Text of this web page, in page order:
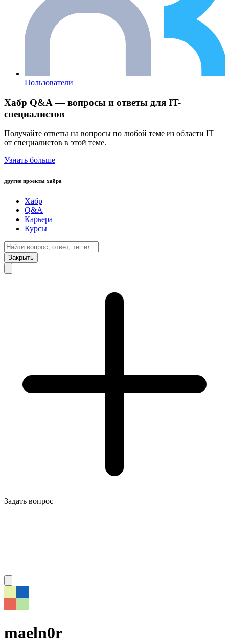
Пользователи
Хабр Q&A — вопросы и ответы для IT-
специалистов
Получайте ответы на вопросы по любой теме из области IT
от специалистов в этой теме.
Узнать больше
другие проекты хабра
Хабр
Q&A
Карьера
Курсы
Закрыть
Задать вопрос
maeln0r